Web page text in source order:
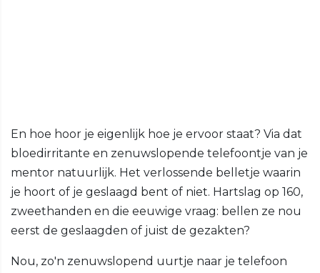
En hoe hoor je eigenlijk hoe je ervoor staat? Via dat
bloedirritante en zenuwslopende telefoontje van je
mentor natuurlijk. Het verlossende belletje waarin
je hoort of je geslaagd bent of niet. Hartslag op 160,
zweethanden en die eeuwige vraag: bellen ze nou
eerst de geslaagden of juist de gezakten?
Nou, zo'n zenuwslopend uurtje naar je telefoon